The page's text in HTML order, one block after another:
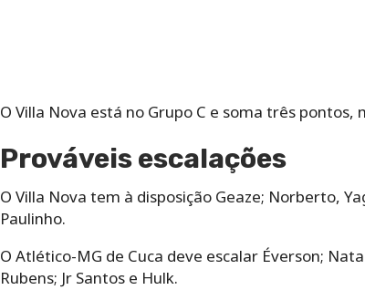
O Villa Nova está no Grupo C e soma três pontos,
Prováveis escalações
O Villa Nova tem à disposição Geaze; Norberto,
Paulinho.
O Atlético-MG de Cuca deve escalar Éverson;
Rubens; Jr Santos e Hulk.